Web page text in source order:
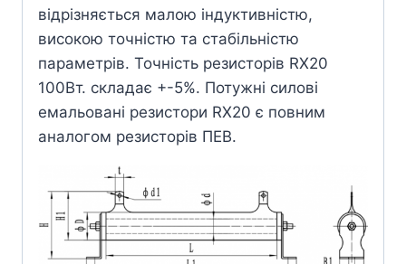
відрізняється малою індуктивністю,
високою точністю та стабільністю
параметрів. Точність резисторів RX20
100Вт. складає +-5%. Потужні силові
емальовані резистори RX20 є повним
аналогом резисторів ПЕВ.